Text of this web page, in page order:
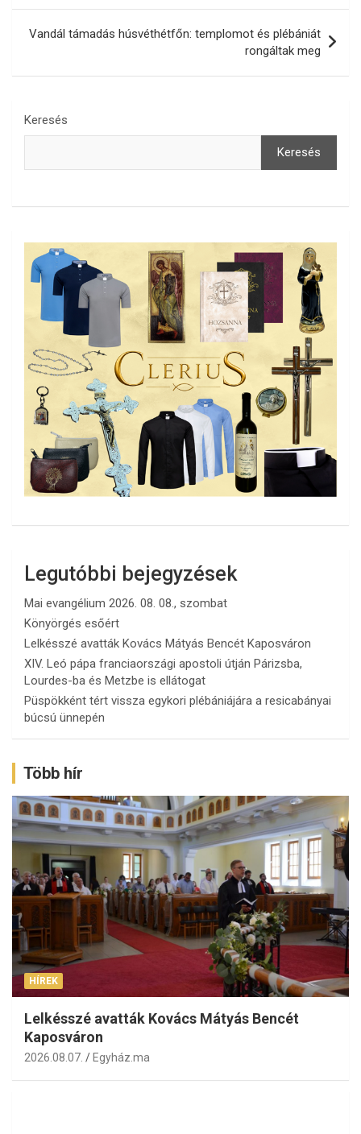
Vandál támadás húsvéthétfőn: templomot és plébániát
rongáltak meg
Keresés
Keresés
Legutóbbi bejegyzések
Mai evangélium 2026. 08. 08., szombat
Könyörgés esőért
Lelkésszé avatták Kovács Mátyás Bencét Kaposváron
XIV. Leó pápa franciaországi apostoli útján Párizsba,
Lourdes-ba és Metzbe is ellátogat
Püspökként tért vissza egykori plébániájára a resicabányai
búcsú ünnepén
Több hír
HÍREK
Lelkésszé avatták Kovács Mátyás Bencét
Kaposváron
2026.08.07. Egyház.ma